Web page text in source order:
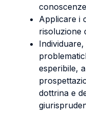
Applicare i
risoluzione
esperibile,
dottrina e